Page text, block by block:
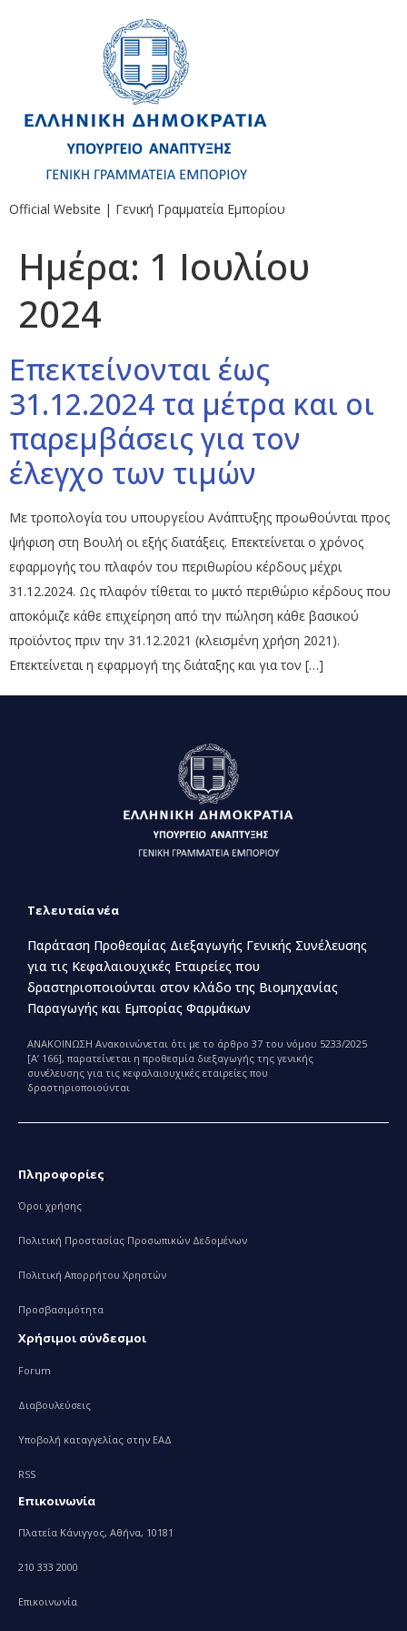
Official Website | Γενική Γραμματεία Εμπορίου
Ημέρα: 1 Ιουλίου
2024
Επεκτείνονται έως
31.12.2024 τα μέτρα και οι
παρεμβάσεις για τον
έλεγχο των τιμών
Με τροπολογία του υπουργείου Ανάπτυξης προωθούνται προς
ψήφιση στη Βουλή οι εξής διατάξεις. Επεκτείνεται ο χρόνος
εφαρμογής του πλαφόν του περιθωρίου κέρδους μέχρι
31.12.2024. Ως πλαφόν τίθεται το μικτό περιθώριο κέρδους που
αποκόμιζε κάθε επιχείρηση από την πώληση κάθε βασικού
προϊόντος πριν την 31.12.2021 (κλεισμένη χρήση 2021).
Επεκτείνεται η εφαρμογή της διάταξης και για τον […]
Τελευταία νέα
Παράταση Προθεσμίας Διεξαγωγής Γενικής Συνέλευσης
για τις Κεφαλαιουχικές Εταιρείες που
δραστηριοποιούνται στον κλάδο της Βιομηχανίας
Παραγωγής και Εμπορίας Φαρμάκων
ΑΝΑΚΟΙΝΩΣΗ Ανακοινώνεται ότι με το άρθρο 37 του νόμου 5233/2025
[Α’ 166], παρατείνεται η προθεσμία διεξαγωγής της γενικής
συνέλευσης για τις κεφαλαιουχικές εταιρείες που
δραστηριοποιούνται
Πληροφορίες
Όροι χρήσης
Πολιτική Προστασίας Προσωπικών Δεδομένων
Πολιτική Απορρήτου Χρηστών
Προσβασιμότητα
Χρήσιμοι σύνδεσμοι
Forum
Διαβουλεύσεις
Υποβολή καταγγελίας στην ΕΑΔ
RSS
Επικοινωνία
Πλατεία Κάνιγγος, Αθήνα, 10181
210 333 2000
Επικοινωνία